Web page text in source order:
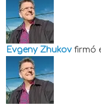
Evgeny Zhukov firmó